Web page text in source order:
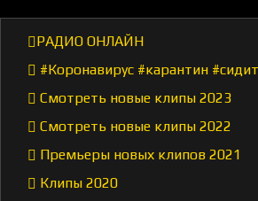
РАДИО ОНЛАЙН
#Коронавирус #карантин
Смотреть новые клипы 2023
Смотреть новые клипы 2022
Премьеры новых клипов 2021
Клипы 2020